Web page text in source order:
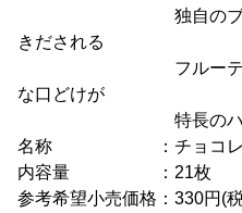
独自のブレンド
きだされる
フルーティーな
な口どけが
特長のハイカカオ
名称 ：チョコレ
内容量 ：21枚
参考希望小売価格：330円(